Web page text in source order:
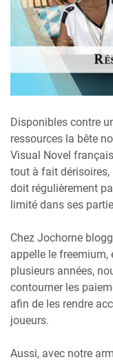
Disponibles contre
ressources la bête
Visual Novel
tout à fait dérisoires,
doit régulièrement
limité dans ses
Chez Jochorne
appelle le
plusieurs années,
contourner les
afin de les rendre
joueurs.
Aussi, avec notre